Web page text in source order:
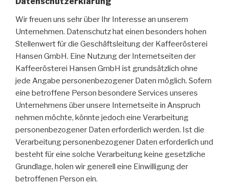
Wir freuen uns sehr über Ihr Interesse an unserem
Unternehmen. Datenschutz hat einen besonders hohen
Stellenwert für die Geschäftsleitung der Kaffeerösterei
Hansen GmbH. Eine Nutzung der Internetseiten der
Kaffeerösterei Hansen GmbH ist grundsätzlich ohne
jede Angabe personenbezogener Daten möglich. Sofern
eine betroffene Person besondere Services unseres
Unternehmens über unsere Internetseite in Anspruch
nehmen möchte, könnte jedoch eine Verarbeitung
personenbezogener Daten erforderlich werden. Ist die
Verarbeitung personenbezogener Daten erforderlich und
besteht für eine solche Verarbeitung keine gesetzliche
Grundlage, holen wir generell eine Einwilligung der
betroffenen Person ein.